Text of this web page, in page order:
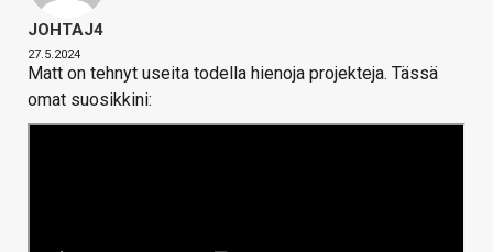
JOHTAJ4
27.5.2024
Matt on tehnyt useita todella hienoja projekteja. Tässä
omat suosikkini: